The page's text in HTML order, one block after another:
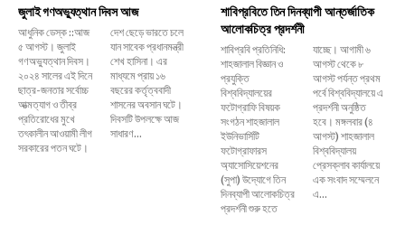
জুলাই গণঅভ্যুত্থান দিবস আজ
আধুনিক ডেস্ক ::আজ
৫ আগস্ট। জুলাই
গণঅভ্যুত্থান দিবস।
২০২৪ সালের এই দিনে
ছাত্র-জনতার সর্বোচ্চ
আত্মত্যাগ ও তীব্র
প্রতিরোধের মুখে
তৎকালীন আওয়ামী লীগ
সরকারের পতন ঘটে।
দেশ ছেড়ে ভারতে চলে
যান সাবেক প্রধানমন্ত্রী
শেখ হাসিনা। এর
মাধ্যমে প্রায় ১৬
বছরের কর্তৃত্ববাদী
শাসনের অবসান ঘটে।
দিবসটি উপলক্ষে আজ
সাধারণ...
শাবিপ্রবিতে তিন দিনব্যাপী আন্তর্জাতিক
আলোকচিত্র প্রদর্শনী
শাবিপ্রবি প্রতিনিধি:
শাহজালাল বিজ্ঞান ও
প্রযুক্তি
বিশ্ববিদ্যালয়ের
ফটোগ্রাফি বিষয়ক
সংগঠন শাহজালাল
ইউনিভার্সিটি
ফটোগ্রাফারস
অ্যাসোসিয়েশনের
(সুপা) উদ্যোগে তিন
দিনব্যাপী আলোকচিত্র
প্রদর্শনী শুরু হতে
যাচ্ছে। আগামী ৬
আগস্ট থেকে ৮
আগস্ট পর্যন্ত প্রথম
পর্বে বিশ্ববিদ্যালয়ে এ
প্রদর্শনী অনুষ্ঠিত
হবে। মঙ্গলবার (৪
আগস্ট) শাহজালাল
বিশ্ববিদ্যালয়
প্রেসক্লাব কার্যালয়ে
এক সংবাদ সম্মেলনে
এ...